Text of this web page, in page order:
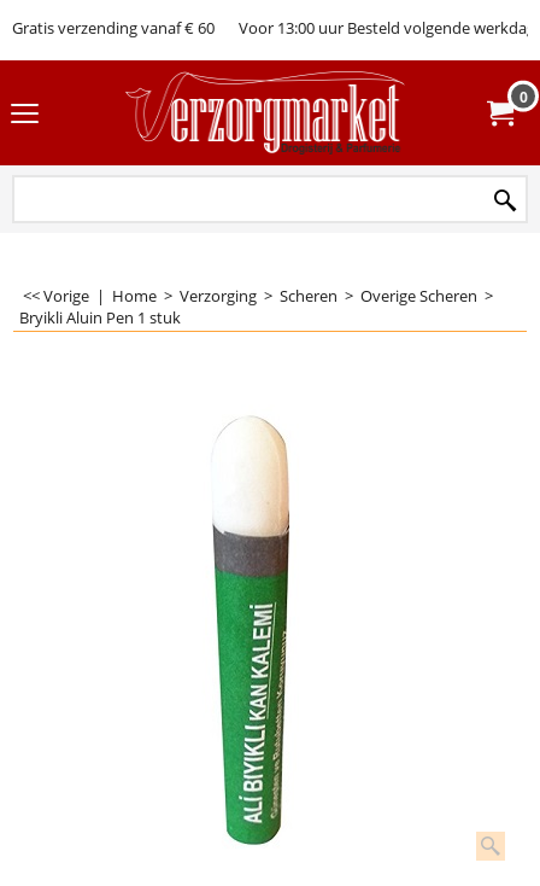
Gratis verzending vanaf € 60 Voor 13:00 uur Besteld volgende werkdag
0
<< Vorige | Home > Verzorging > Scheren > Overige Scheren >
Bryikli Aluin Pen 1 stuk